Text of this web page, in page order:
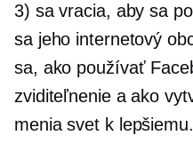
3) sa vracia, aby sa
sa jeho internetový
sa, ako používať
zviditeľnenie a ako
menia svet k lepšiemu.